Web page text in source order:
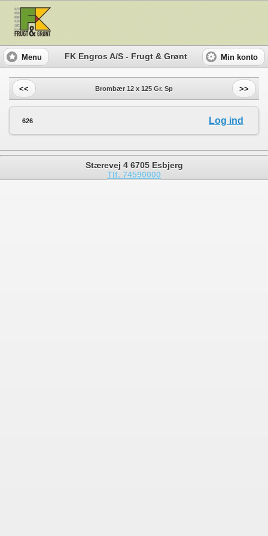
Menu FK Engros A/S - Frugt & Grønt Min konto
<< Brombær 12 x 125 Gr. Sp >>
626 Log ind
Stærevej 4 6705 Esbjerg
Tlf. 74590000